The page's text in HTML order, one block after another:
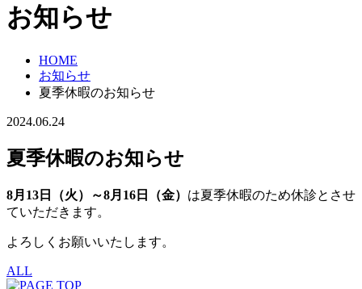
お知らせ
HOME
お知らせ
夏季休暇のお知らせ
2024.06.24
夏季休暇のお知らせ
8月13日（火）～8月16日（金） は夏季休暇のため休診とさせ
ていただきます。
よろしくお願いいたします。
ALL